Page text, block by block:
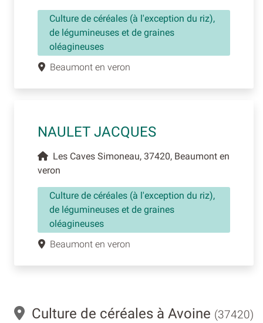
Culture de céréales (à l'exception du riz),
de légumineuses et de graines
oléagineuses
Beaumont en veron
NAULET JACQUES
Les Caves Simoneau, 37420, Beaumont en
veron
Culture de céréales (à l'exception du riz),
de légumineuses et de graines
oléagineuses
Beaumont en veron
Culture de céréales à Avoine (37420)